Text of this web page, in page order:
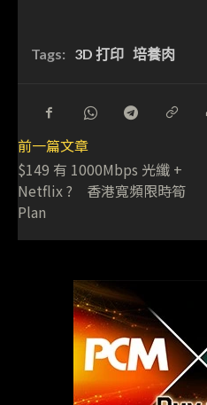
Tags: 3D 打印 培養肉
前一篇文章
$149 有 1000Mbps 光纖 +
Netflix ? 香港寬頻限時筍
Plan